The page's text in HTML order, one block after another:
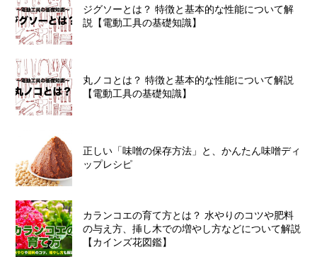
ジグソーとは？ 特徴と基本的な性能について解
説【電動工具の基礎知識】
丸ノコとは？ 特徴と基本的な性能について解説
【電動工具の基礎知識】
正しい「味噌の保存方法」と、かんたん味噌ディ
ップレシピ
カランコエの育て方とは？ 水やりのコツや肥料
の与え方、挿し木での増やし方などについて解説
【カインズ花図鑑】